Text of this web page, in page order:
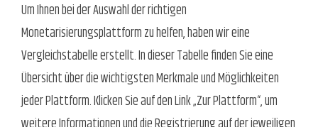
Um Ihnen bei der Auswahl der richtigen
Monetarisierungsplattform zu helfen, haben wir eine
Vergleichstabelle erstellt. In dieser Tabelle finden Sie eine
Übersicht über die wichtigsten Merkmale und Möglichkeiten
jeder Plattform. Klicken Sie auf den Link „Zur Plattform“, um